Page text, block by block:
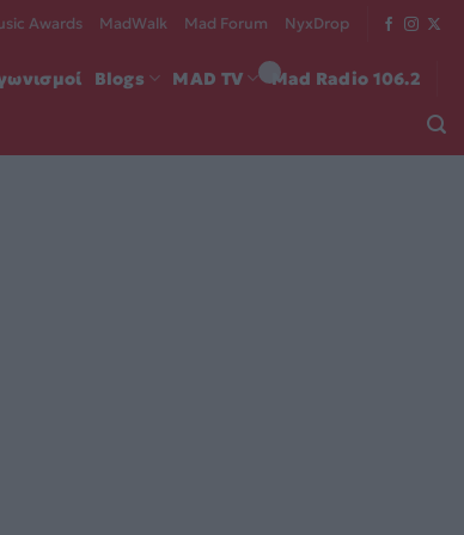
Awards MadWalk Mad Forum NyxDrop
Blogs MAD TV Mad Radio 106.2